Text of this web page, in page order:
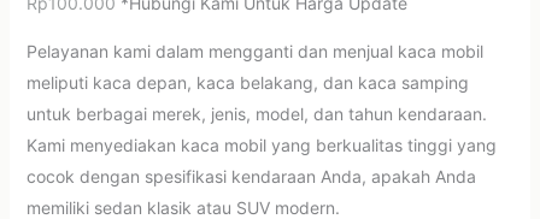
Pelayanan kami dalam mengganti dan menjual kaca mobil
meliputi kaca depan, kaca belakang, dan kaca samping
untuk berbagai merek, jenis, model, dan tahun kendaraan.
Kami menyediakan kaca mobil yang berkualitas tinggi yang
cocok dengan spesifikasi kendaraan Anda, apakah Anda
memiliki sedan klasik atau SUV modern.